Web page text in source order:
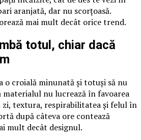
aranjată, dar nu scorțoasă.
mai mult decât orice trend.
totul, chiar dacă
o croială minunată și totuși să nu
materialul nu lucrează în favoarea
zi, textura, respirabilitatea și felul în
după câteva ore contează
mult decât designul.